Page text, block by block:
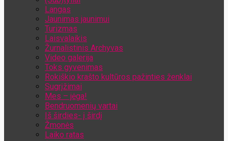
Langas
Jaunimas jaunimui
Turizmas
Laisvalaikis
Žurnalistinis Archyvas
Video galerija
Toks gyvenimas
Rokiškio krašto kultūros pažinties ženklai
Sugrįžimai
Mes – jėga!
Bendruomenių vartai
Iš širdies- į širdį
Žmonės
Laiko ratas